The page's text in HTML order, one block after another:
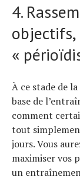
4.
«
À ce stade de
base de
comment
tout
jours. Vous
maximiser vos
un